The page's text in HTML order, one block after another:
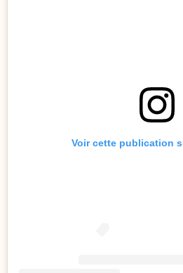
Voir cette publication